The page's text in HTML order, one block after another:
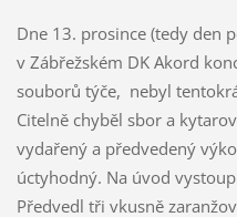
Dne 13. prosince (tedy den
v Zábřežském DK Akord
souborů týče, nebyl
Citelně chyběl sbor a
vydařený a předvedený
úctyhodný. Na úvod
Předvedl tři vkusně